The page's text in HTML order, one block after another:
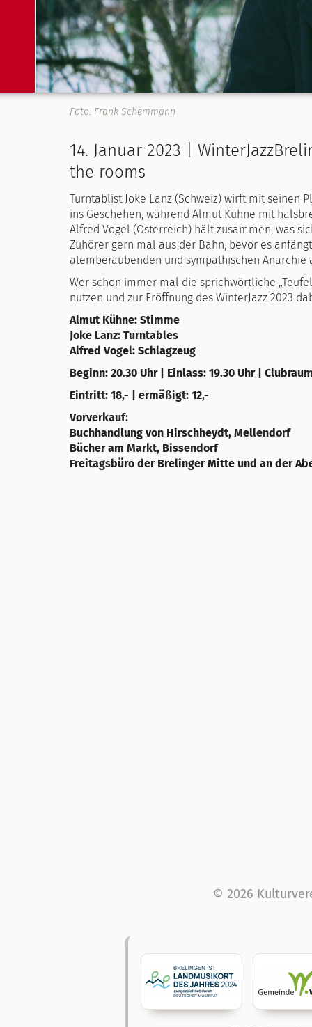
Foto: Frank Schemmann
14. Januar 2023 |
the rooms
Turntablist Joke Lanz (Schweiz) wirft mit seinen
ins Geschehen, während Almut Kühne mit
Alfred Vogel (Österreich) hält zusammen, was
Zuhörer gern mal aus der Bahn, bevor es
atemberaubenden und sympathischen Anarchie
Wer schon immer mal die sprichwörtliche
nutzen und zur Eröffnung des WinterJazz 2023
Almut Kühne: Stimme
Joke Lanz: Turntables
Alfred Vogel: Schlagzeug
Beginn: 20.30 Uhr | Einlass: 19.30 Uhr |
Eintritt: 18,- | ermäßigt: 12,-
Vorverkauf:
Buchhandlung von Hirschheydt, Mellendorf
Bücher am Markt, Bissendorf
Freitagsbüro der Brelinger Mitte und an der
© 2026